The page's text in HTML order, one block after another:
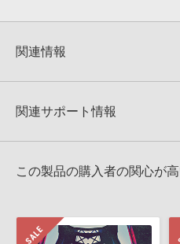
★5
★4
★1
KONTAKTフォーマットは、
でお使いいただけます。無償版
4GBを超えるデータに関するご注
きます際には、NTFSやHFS＋
いただく必要がございます。
知らせするメールの2通が送信
ます説明に沿って、製品のダウ
関連情報
マーセール！
のサポート情報
関連サポート情報
2022.06.06
2022.06.06
この製品の購入者の関心が